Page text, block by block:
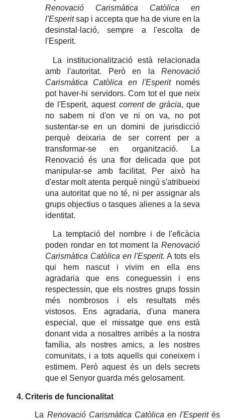
Renovació Carismàtica Catòlica en
l'Esperitsap i accepta que ha de viure en la
desinstal·lació, sempre a l'escolta de
l'Esperit.
La institucionalització està relacionada
amb l'autoritat. Però en laRenovació
Carismàtica Catòlica en l'Esperitnomés
pot haver-hi servidors. Com tot el que neix
de l'Esperit, aquest corrent de gràcia, que
no sabem ni d'on ve ni on va, no pot
sustentar-se en un domini de jurisdicció
perquè deixaria de ser corrent per a
transformar-se en organització. La
Renovació és una flor delicada que pot
manipular-se amb facilitat. Per això ha
d'estar molt atenta perquè ningú s'atribueixi
una autoritat que no té, ni per assignar als
grups objectius o tasques alienes a la seva
identitat.
La temptació del nombre i de l'eficàcia
poden rondar en tot moment laRenovació
Carismàtica Catòlica en l'Esperit. A tots els
qui hem nascut i vivim en ella ens
agradaria que ens coneguessin i ens
respectessin, que els nostres grups fossin
més nombrosos i els resultats més
vistosos. Ens agradaria, d'una manera
especial, que el missatge que ens està
donant vida a nosaltres arribés a la nostra
família, als nostres amics, a les nostres
comunitats, i a tots aquells qui coneixem i
estimem. Però aquest és un dels secrets
que el Senyor guarda més gelosament.
Criteris de funcionalitat
La Renovació Carismàtica Catòlica en l'Esperités